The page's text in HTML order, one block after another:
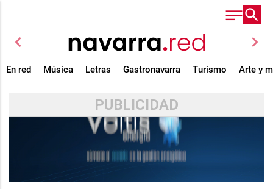
chevron_left chevron_right
En red Música Letras Gastronavarra Turismo Arte y
PUBLICIDAD